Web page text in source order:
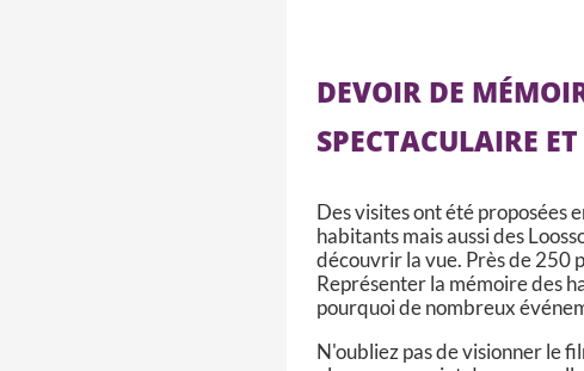
DEVOIR DE
SPECTACULAIRE
Des visites ont été proposées
habitants mais aussi des
découvrir la vue. Près de 250
Représenter la mémoire des
pourquoi de nombreux
N'oubliez pas de visionner le